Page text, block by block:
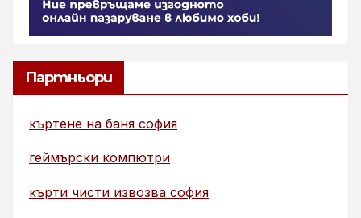
Партньори
къртене на баня софия
геймърски компютри
кърти чисти извозва софия